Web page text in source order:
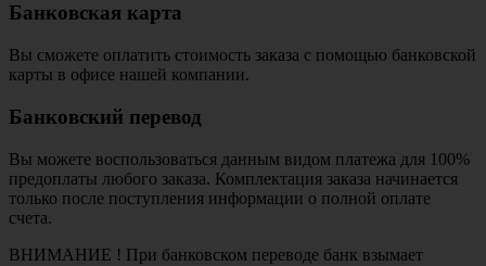
Банковская карта
Вы сможете оплатить стоимость заказа с помощью банковской
карты в офисе нашей компании.
Банковский перевод
Вы можете воспользоваться данным видом платежа для 100%
предоплаты любого заказа. Комплектация заказа начинается
только после поступления информации о полной оплате
счета.
ВНИМАНИЕ ! При банковском переводе банк взымает